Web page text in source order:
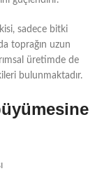
sadece bitki
toprağın uzun
üretimde de
bulunmaktadır.